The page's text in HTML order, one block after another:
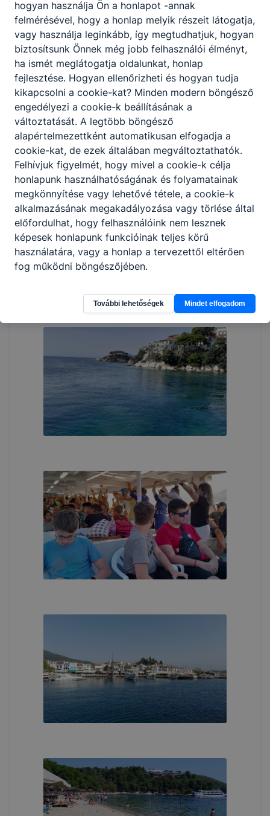
hogyan használja Ön a honlapot -annak
felmérésével, hogy a honlap melyik részeit látogatja,
vagy használja leginkább, így megtudhatjuk, hogyan
biztosítsunk Önnek még jobb felhasználói élményt,
ha ismét meglátogatja oldalunkat, honlap
fejlesztése. Hogyan ellenőrizheti és hogyan tudja
kikapcsolni a cookie-kat? Minden modern böngésző
engedélyezi a cookie-k beállításának a
változtatását. A legtöbb böngésző
alapértelmezettként automatikusan elfogadja a
cookie-kat, de ezek általában megváltoztathatók.
Felhívjuk figyelmét, hogy mivel a cookie-k célja
honlapunk használhatóságának és folyamatainak
megkönnyítése vagy lehetővé tétele, a cookie-k
alkalmazásának megakadályozása vagy törlése által
előfordulhat, hogy felhasználóink nem lesznek
képesek honlapunk funkcióinak teljes körű
használatára, vagy a honlap a tervezettől eltérően
fog működni böngészőjében.
További lehetőségek Mindet elfogadom